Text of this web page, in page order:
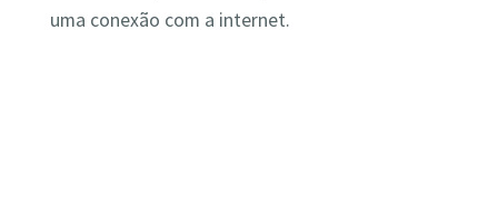
uma conexão com a internet.